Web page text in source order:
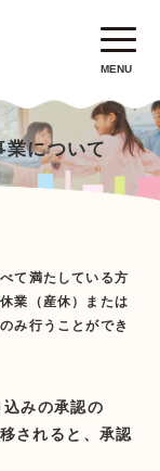
MENU
について
て満たしている方
業（産休）または
み行うことができ
みの承認の
されると、承認